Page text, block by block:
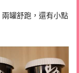
罐舒跑，還有小點